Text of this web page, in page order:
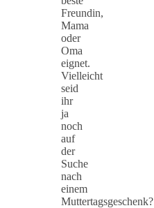
Freundin,
Mama
oder
Oma
eignet.
Vielleicht
seid
ihr
ja
noch
auf
der
Suche
nach
einem
Muttertagsgeschenk?